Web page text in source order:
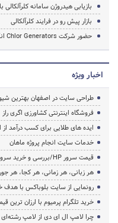
بازیابی هیدروژن سامانه
بازار پیش رو در فرایند کلرآلکالی
حضور شرکت Chlor Generators انگلیس در حوزه آب و الکتروکلرینیشن ایران
اخبار ویژه
طراحی سایت در اصفهان بهترین
فروشگاه اینترنتی کشاورزی اگری راز
ایده های طلایی برای کسب درآمد از
خدمات سایت انجام پروژه ماهان
قیمت سرور HP/بررسی و خرید سرور اچ پی
هر زبانی، هر زمانی، هر کجا، هر
رونمایی از سایت بلوباکس با هدف
خرید تلگرام پرمیوم با ارزان ترین
چرا لامپ ال ای دی از لامپ